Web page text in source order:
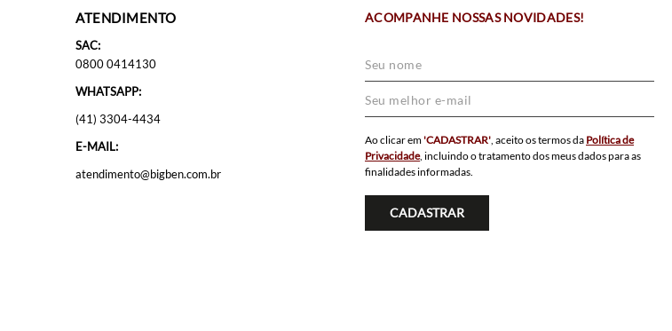
ATENDIMENTO
SAC:
0800 0414130
WHATSAPP:
(41) 3304-4434
E-MAIL:
atendimento@bigben.com.br
ACOMPANHE NOSSAS NOVIDADES!
Ao clicar em'CADASTRAR', aceito os termos da Política de
Privacidade, incluindo o tratamento dos meus dados para as
finalidades informadas.
CADASTRAR